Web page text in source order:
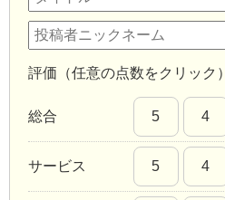
評価（任意の点数をクリック）
総合 5 4
サービス 5 4